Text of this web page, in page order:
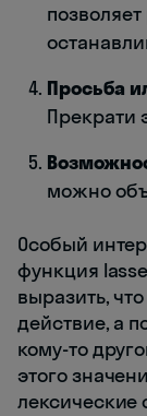
Просьба
Прекрати
можно
Особый
функция
выразить,
действие, а
кому-то
этого
лексические